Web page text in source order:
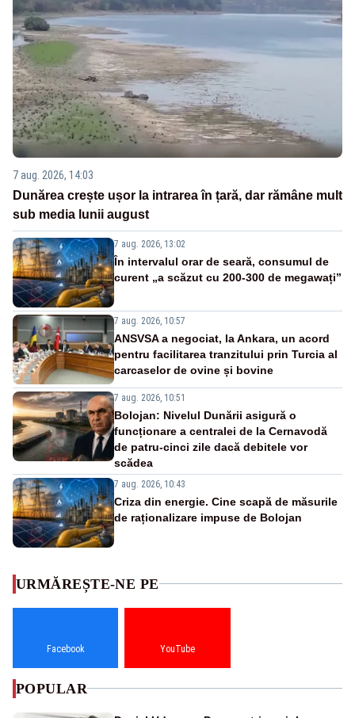
7 aug. 2026, 14:03
Dunărea crește ușor la intrarea în țară, dar rămâne mult
sub media lunii august
7 aug. 2026, 13:02
În intervalul orar de seară, consumul de
curent „a scăzut cu 200-300 de megawați”
7 aug. 2026, 10:57
ANSVSA a negociat, la Ankara, un acord
pentru facilitarea tranzitului prin Turcia al
carcaselor de ovine și bovine
7 aug. 2026, 10:51
Bolojan: Nivelul Dunării asigură o
funcționare a centralei de la Cernavodă
de patru-cinci zile dacă debitele vor
scădea
7 aug. 2026, 10:43
Criza din energie. Cine scapă de măsurile
de raționalizare impuse de Bolojan
URMĂREȘTE-NE PE
Facebook YouTube
POPULAR